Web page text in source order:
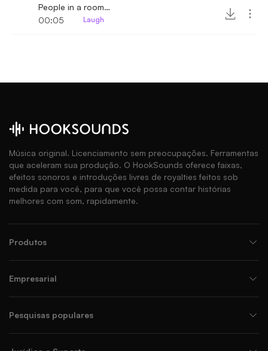
People in a room laughing 2
00:05
Laugh
Música original. Licenciamento sem preocupações. Ferramentas
que aceleram sua produção. O HookSounds oferece faixas,
efeitos sonoros e introduções livres de royalties feitos sob
medida para você, para que você possa contar histórias
melhores com som, rapidamente.
Produtos
Empresarial
Pesquisas populares